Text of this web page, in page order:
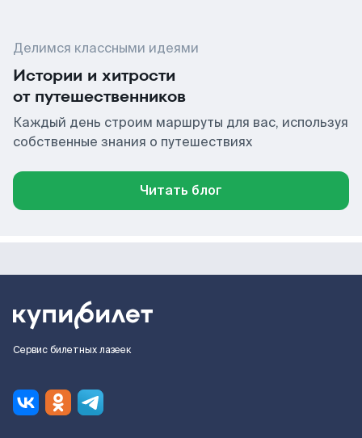
Делимся классными идеями
Истории и хитрости
от путешественников
Каждый день строим маршруты для вас, используя
собственные знания о путешествиях
Читать блог
Сервис билетных лазеек